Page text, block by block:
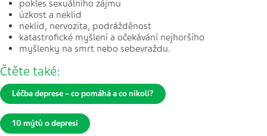
pokles sexuálního zájmu
úzkost a neklid
neklid, nervozita, podrážděnost
katastrofické myšlení a očekávání nejhoršího
myšlenky na smrt nebo sebevraždu.
Čtěte také:
Léčba deprese – co pomáhá a co nikoli?
10 mýtů o depresi